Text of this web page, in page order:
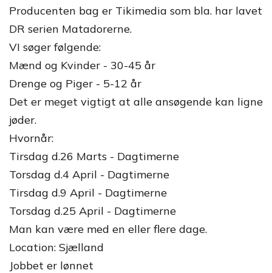
Producenten bag er Tikimedia som bla. har lavet
DR serien Matadorerne.
VI søger følgende:
Mænd og Kvinder - 30-45 år
Drenge og Piger - 5-12 år
Det er meget vigtigt at alle ansøgende kan ligne
jøder.
Hvornår:
Tirsdag d.26 Marts - Dagtimerne
Torsdag d.4 April - Dagtimerne
Tirsdag d.9 April - Dagtimerne
Torsdag d.25 April - Dagtimerne
Man kan være med en eller flere dage.
Location: Sjælland
Jobbet er lønnet